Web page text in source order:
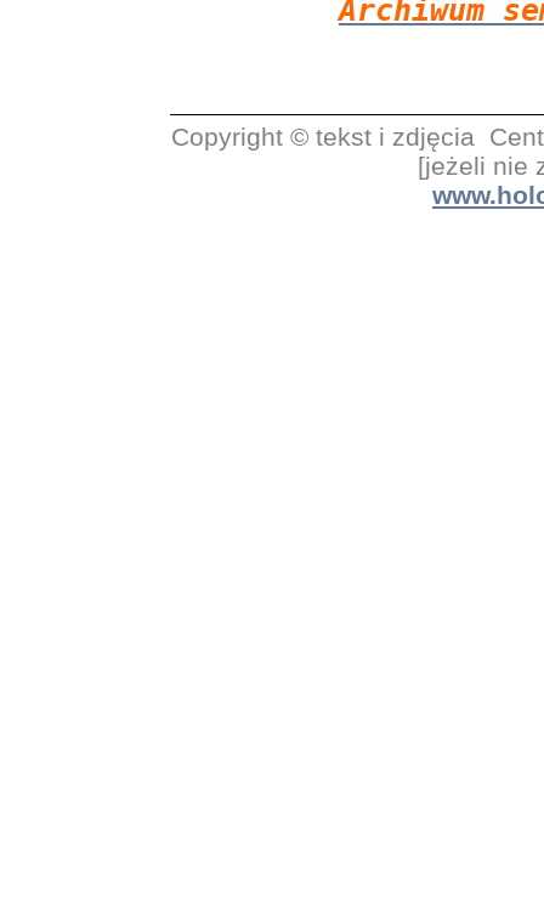
Archiwum
Copyright © tekst i zdjęcia
[jeżeli nie